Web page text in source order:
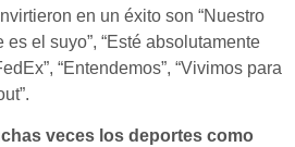
en un éxito son “Nuestro
el suyo”, “Esté absolutamente
“Entendemos”, “Vivimos para
veces los deportes como